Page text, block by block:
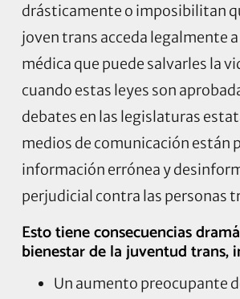
drásticamente o imposibilitan
joven trans acceda legalmente
médica que puede salvarles la
cuando estas leyes son
debates en las legislaturas
medios de comunicación están
información errónea y
perjudicial contra las personas
Esto tiene consecuencias
bienestar de la juventud trans,
Un aumento preocupante